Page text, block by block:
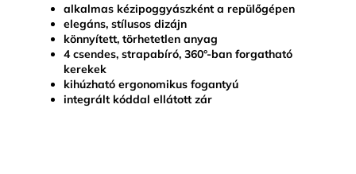
alkalmas kézipoggyászként a repülőgépen
elegáns, stílusos dizájn
könnyített, törhetetlen anyag
4 csendes, strapabíró, 360°-ban forgatható
kerekek
kihúzható ergonomikus fogantyú
integrált kóddal ellátott zár